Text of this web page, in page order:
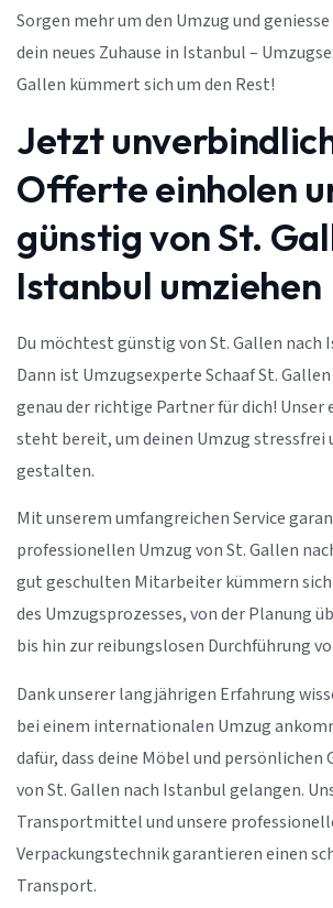
Sorgen mehr um den Umzug und
dein neues Zuhause in Istanbul –
Gallen kümmert sich um den Rest!
Jetzt
Offerte einholen
günstig von St.
Istanbul umziehen
Du möchtest günstig von St. Gallen nach
Dann ist Umzugsexperte Schaaf St.
genau der richtige Partner für dich! Unser
steht bereit, um deinen Umzug stressfrei
gestalten.
Mit unserem umfangreichen Service
professionellen Umzug von St. Gallen
gut geschulten Mitarbeiter kümmern
des Umzugsprozesses, von der Planung
bis hin zur reibungslosen Durchführung
Dank unserer langjährigen Erfahrung
bei einem internationalen Umzug
dafür, dass deine Möbel und persönlichen
von St. Gallen nach Istanbul gelangen.
Transportmittel und unsere
Verpackungstechnik garantieren einen
Transport.